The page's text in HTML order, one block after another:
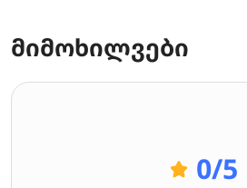
მიმოხილვები
0/5